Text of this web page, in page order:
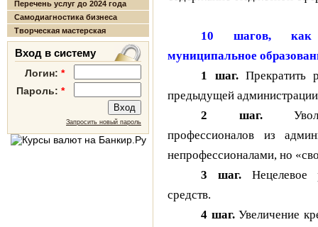
Перечень услуг до 2024 года
Самодиагностика бизнеса
Творческая мастерская
Вход в систему
Логин: *
Пароль: *
Запросить новый пароль
10 шагов, как
муниципальное
1 шаг.Прекратить
предыдущей
2 шаг.
профессионалов из
непрофессионалами, но
3 шаг.Нецелевое
средств.
4 шаг.Увеличение